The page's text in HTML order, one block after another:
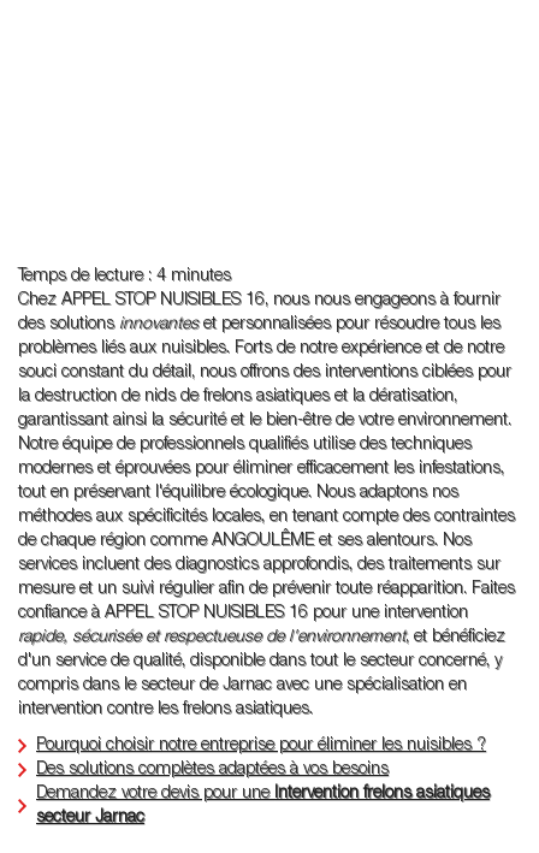
Temps de lecture : 4 minutes
Chez APPEL STOP NUISIBLES 16, nous nous engageons à fournir
des solutions innovanteset personnalisées pour résoudre tous les
problèmes liés aux nuisibles. Forts de notre expérience et de notre
souci constant du détail, nous offrons des interventions ciblées pour
la destruction de nids de frelons asiatiques et la dératisation,
garantissant ainsi la sécurité et le bien-être de votre environnement.
Notre équipe de professionnels qualifiés utilise des techniques
modernes et éprouvées pour éliminer efficacement les infestations,
tout en préservant l'équilibre écologique. Nous adaptons nos
méthodes aux spécificités locales, en tenant compte des contraintes
de chaque région comme ANGOULÊME et ses alentours. Nos
services incluent des diagnostics approfondis, des traitements sur
mesure et un suivi régulier afin de prévenir toute réapparition. Faites
confiance à APPEL STOP NUISIBLES 16 pour une intervention
rapide, sécurisée et respectueuse de l'environnement, et bénéficiez
d'un service de qualité, disponible dans tout le secteur concerné, y
compris dans le secteur de Jarnac avec une spécialisation en
intervention contre les frelons asiatiques.
Pourquoi choisir notre entreprise pour éliminer les nuisibles ?
Des solutions complètes adaptées à vos besoins
Demandez votre devis pour une Intervention frelons asiatiques
secteur Jarnac